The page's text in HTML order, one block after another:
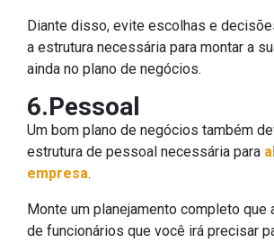
Diante disso, evite escolhas e
a estrutura necessária para montar a
ainda no plano de negócios.
6.Pessoal
Um bom plano de negócios também
estrutura de pessoal necessária para
empresa.
Monte um planejamento completo que
de funcionários que você irá precisar